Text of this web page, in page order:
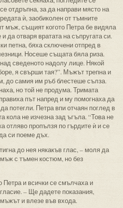
отдръпна, за да направи място на
ѝ, заобиколен от тъмните
мъж, същият когото Петра бе видяла
да отваря вратата на съпругата си.
петна, бяха сключени отпред в
Носеше същата бяла риза.
сведеното надолу лице. Някой
я свърши тая?”. Мъжът трепна и
до самия им ръб блестеше сълза.
но той не продума. Тримата
път напред и му помогнаха да
потегли. Петра впи отчаян поглед в
кола не изчезна зад ъгъла. “Това не
отляво пропълзя по гърдите ѝ и се
си поеме дъх.
до нея някакъв глас, – моля да
с тъмен костюм, но без
Петра и всички се смълчаха и
– Ще дадете показания,
и влезе във входа.